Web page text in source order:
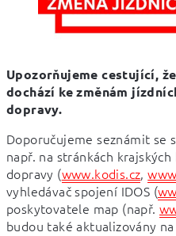
Upozorňujeme cestující,
dochází ke změnám
dopravy.
Doporučujeme seznámit se
např. na stránkách
dopravy (www.kodis.cz,
vyhledávač spojení IDOS (
poskytovatele map (např.
budou také aktualizovány